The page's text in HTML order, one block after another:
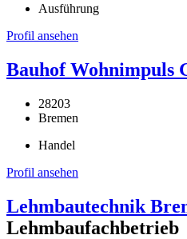
Ausführung
Profil ansehen
Bauhof Wohnimpuls
28203
Bremen
Handel
Profil ansehen
Lehmbautechnik
Lehmbaufachbetrieb